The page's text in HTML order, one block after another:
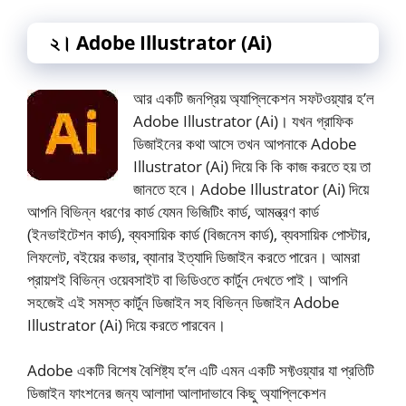
২। Adobe Illustrator (Ai)
আর একটি জনপ্রিয় অ্যাপ্লিকেশন সফটওয়্যার হ’ল
Adobe Illustrator (Ai)। যখন গ্রাফিক
ডিজাইনের কথা আসে তখন আপনাকে Adobe
Illustrator (Ai) দিয়ে কি কি কাজ করতে হয় তা
জানতে হবে। Adobe Illustrator (Ai) দিয়ে
আপনি বিভিন্ন ধরণের কার্ড যেমন ভিজিটিং কার্ড, আমন্ত্রণ কার্ড
(ইনভাইটেশন কার্ড), ব্যবসায়িক কার্ড (বিজনেস কার্ড), ব্যবসায়িক পোস্টার,
লিফলেট, বইয়ের কভার, ব্যানার ইত্যাদি ডিজাইন করতে পারেন। আমরা
প্রায়শই বিভিন্ন ওয়েবসাইট বা ভিডিওতে কার্টুন দেখতে পাই। আপনি
সহজেই এই সমস্ত কার্টুন ডিজাইন সহ বিভিন্ন ডিজাইন Adobe
Illustrator (Ai) দিয়ে করতে পারবেন।
Adobe একটি বিশেষ বৈশিষ্ট্য হ’ল এটি এমন একটি সফ্টওয়্যার যা প্রতিটি
ডিজাইন ফাংশনের জন্য আলাদা আলাদাভাবে কিছু অ্যাপ্লিকেশন